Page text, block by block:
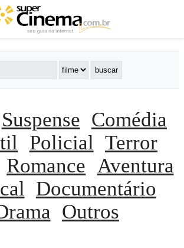
Suspense Comédia
Policial Terror
Romance Aventura
Documentário
Outros